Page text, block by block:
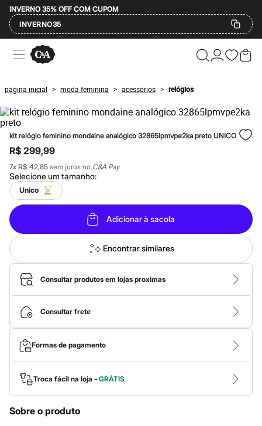
INVERNO 35% OFF COM CUPOM
INVERNO35
Ofertas
Compre por Departamento
Masculino
Infantil
Calçados
Mindse7
Plus Size
Até 20% off
Até 40% off
Até 60% off
A partir de 60% off
Feminino
Em alta
Inverno
Alfaiataria
Novidades
Roupas
Blusas e Camisetas
Básicos
Calças
Casacos e Jaquetas
Jeans
Macacões
Saias
Shorts e Bermudas
Vestidos
Acessórios
Bolsas
Bonés e Chapéus
Bijoux
Cintos
Óculos
Calçados
página inicial > moda feminina > acessórios > relógios
kit relógio feminino mondaine analógico 32865lpmvpe2ka preto UNICO
R$ 299,99
7x R$ 42,85 sem juros no C&A Pay
Selecione umtamanho:
Unico
Adicionar à sacola
Encontrar similares
Consultar produtos em lojas proximas
Consultar frete
Formas de pagamento
Troca fácil na loja - GRÁTIS
Sobre o produto